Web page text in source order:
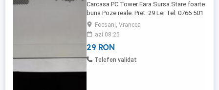
Carcasa PC Tower Fara Sursa Stare foarte
buna Poze reale. Pret: 29 Lei Tel: 0766 501
660Focsani, Vrancea
azi 08:25
29 RON
Telefon validat